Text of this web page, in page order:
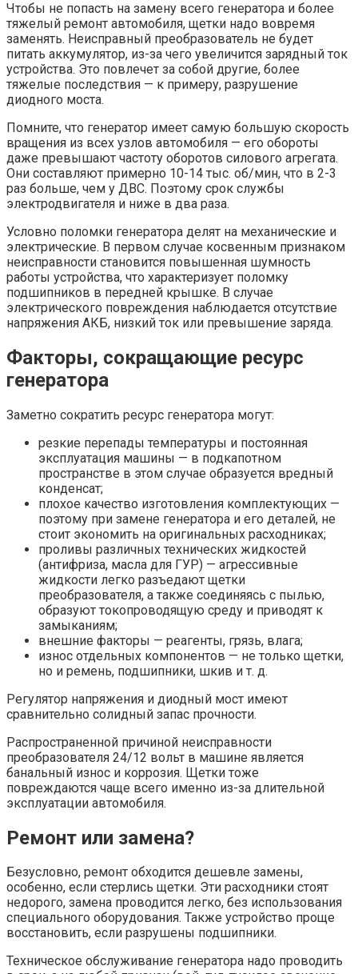
Чтобы не попасть на замену всего генератора и более
тяжелый ремонт автомобиля, щетки надо вовремя
заменять. Неисправный преобразователь не будет
питать аккумулятор, из-за чего увеличится зарядный ток
устройства. Это повлечет за собой другие, более
тяжелые последствия — к примеру, разрушение
диодного моста.
Помните, что генератор имеет самую большую скорость
вращения из всех узлов автомобиля — его обороты
даже превышают частоту оборотов силового агрегата.
Они составляют примерно 10-14 тыс. об/мин, что в 2-3
раз больше, чем у ДВС. Поэтому срок службы
электродвигателя и ниже в два раза.
Условно поломки генератора делят на механические и
электрические. В первом случае косвенным признаком
неисправности становится повышенная шумность
работы устройства, что характеризует поломку
подшипников в передней крышке. В случае
электрического повреждения наблюдается отсутствие
напряжения АКБ, низкий ток или превышение заряда.
Факторы, сокращающие ресурс
генератора
Заметно сократить ресурс генератора могут:
резкие перепады температуры и постоянная
эксплуатация машины — в подкапотном
пространстве в этом случае образуется вредный
конденсат;
плохое качество изготовления комплектующих —
поэтому при замене генератора и его деталей, не
стоит экономить на оригинальных расходниках;
проливы различных технических жидкостей
(антифриза, масла для ГУР) — агрессивные
жидкости легко разъедают щетки
преобразователя, а также соединяясь с пылью,
образуют токопроводящую среду и приводят к
замыканиям;
внешние факторы — реагенты, грязь, влага;
износ отдельных компонентов — не только щетки,
но и ремень, подшипники, шкив и т. д.
Регулятор напряжения и диодный мост имеют
сравнительно солидный запас прочности.
Распространенной причиной неисправности
преобразователя 24/12 вольт в машине является
банальный износ и коррозия. Щетки тоже
повреждаются чаще всего именно из-за длительной
эксплуатации автомобиля.
Ремонт или замена?
Безусловно, ремонт обходится дешевле замены,
особенно, если стерлись щетки. Эти расходники стоят
недорого, замена проводится легко, без использования
специального оборудования. Также устройство проще
восстановить, если разрушены подшипники.
Техническое обслуживание генератора надо проводить